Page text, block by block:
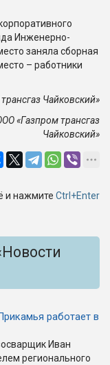
Инженерно-
заняла сборная
– работники
Чайковский»
«Газпром трансгаз
Чайковский»
и нажмите Ctrl+Enter
работает в
Иван
регионального